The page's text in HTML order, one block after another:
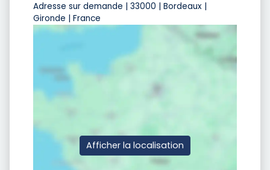
Adresse sur demande | 33000 | Bordeaux |
Gironde | France
Afficher la localisation